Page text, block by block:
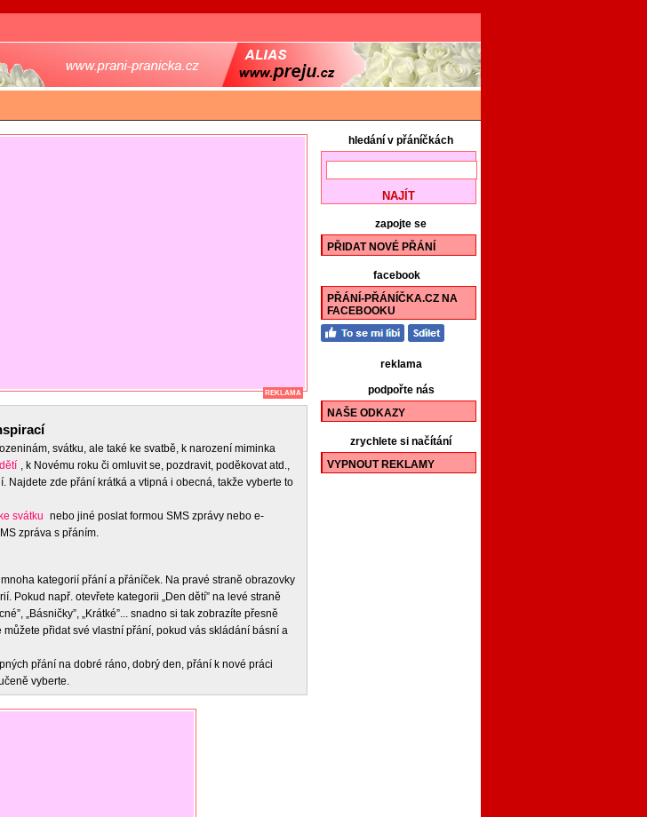
REKLAMA
svátku, ale také ke svatbě, k narození miminka
, k Novému roku či omluvit se, pozdravit, poděkovat atd.,
Najdete zde přání krátká a vtipná i obecná, takže vyberte to
svátku nebo jiné poslat formou SMS zprávy nebo e-
zpráva s přáním.
kategorií přání a přáníček. Na pravé straně obrazovky
Pokud např. otevřete kategorii „Den dětí” na levé straně
„Básničky”, „Krátké”... snadno si tak zobrazíte přesně
přidat své vlastní přání, pokud vás skládání básní a
přání na dobré ráno, dobrý den, přání k nové práci
vyberte.
hledání v přáníčkách
zapojte se
PŘIDAT NOVÉ PŘÁNÍ
facebook
PŘÁNÍ-PŘÁNÍČKA.CZ NA
FACEBOOKU
reklama
podpořte nás
NAŠE ODKAZY
zrychlete si načítání
VYPNOUT REKLAMY